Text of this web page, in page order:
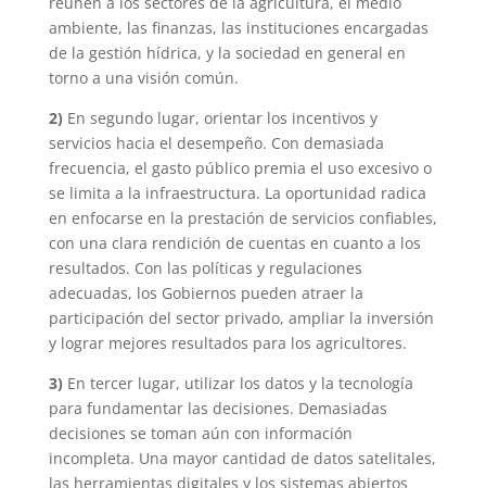
ambiente, las finanzas, las instituciones encargadas
de la gestión hídrica, y la sociedad en general en
torno a una visión común.
2) En segundo lugar, orientar los incentivos y
servicios hacia el desempeño. Con demasiada
frecuencia, el gasto público premia el uso excesivo o
se limita a la infraestructura. La oportunidad radica
en enfocarse en la prestación de servicios confiables,
con una clara rendición de cuentas en cuanto a los
resultados. Con las políticas y regulaciones
adecuadas, los Gobiernos pueden atraer la
participación del sector privado, ampliar la inversión
y lograr mejores resultados para los agricultores.
3) En tercer lugar, utilizar los datos y la tecnología
para fundamentar las decisiones. Demasiadas
decisiones se toman aún con información
incompleta. Una mayor cantidad de datos satelitales,
las herramientas digitales y los sistemas abiertos